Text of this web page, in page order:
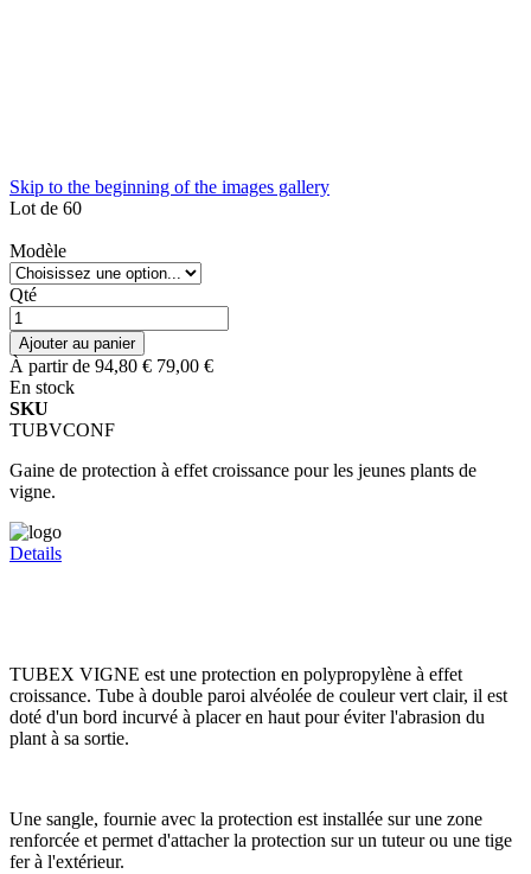
Skip to the beginning of the images gallery
Lot de 60
Modèle
Qté
Ajouter au panier
À partir de 94,80 € 79,00 €
En stock
SKU
TUBVCONF
Gaine de protection à effet croissance pour les jeunes plants de
vigne.
Details
TUBEX VIGNE est une protection en polypropylène à effet
croissance. Tube à double paroi alvéolée de couleur vert clair, il est
doté d'un bord incurvé à placer en haut pour éviter l'abrasion du
plant à sa sortie.
Une sangle, fournie avec la protection est installée sur une zone
renforcée et permet d'attacher la protection sur un tuteur ou une tige
fer à l'extérieur.